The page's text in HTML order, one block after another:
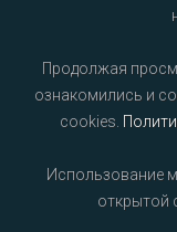
Продолжая
ознакомились и
cookies.
Использование
открытой